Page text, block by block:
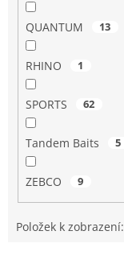
QUANTUM 13
RHINO 1
SPORTS 62
Tandem Baits 5
ZEBCO 9
Položek k zobrazení: